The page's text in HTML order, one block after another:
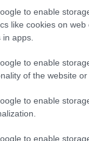
to enable
like cookies on web
apps.
to enable
of the website or
to enable
to enable
η νοικυρά;
την διάρκεια
ο Ζακ Σιράκ,
ότι
μείνει
1988)
μετανάστες